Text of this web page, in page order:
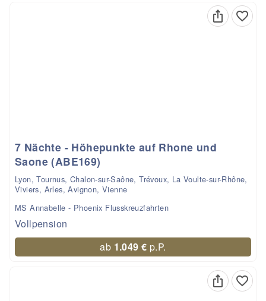
7 Nächte - Höhepunkte auf Rhone und
Saone (ABE169)
Lyon, Tournus, Chalon-sur-Saône, Trévoux, La Voulte-sur-Rhône,
Viviers, Arles, Avignon, Vienne
MS Annabelle - Phoenix Flusskreuzfahrten
Vollpension
ab 1.049 € p.P.